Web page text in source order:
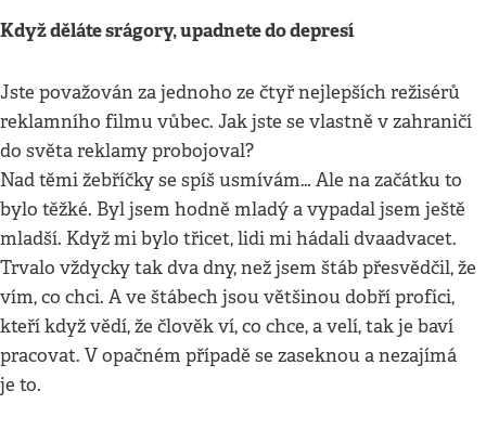
Když děláte srágory, upadnete do depresí
Jste považován za jednoho ze čtyř nejlepších režisérů
reklamního filmu vůbec. Jak jste se vlastně v zahraničí
do světa reklamy probojoval?
Nad těmi žebříčky se spíš usmívám… Ale na začátku to
bylo těžké. Byl jsem hodně mladý a vypadal jsem ještě
mladší. Když mi bylo třicet, lidi mi hádali dvaadvacet.
Trvalo vždycky tak dva dny, než jsem štáb přesvědčil, že
vím, co chci. A ve štábech jsou většinou dobří profíci,
kteří když vědí, že člověk ví, co chce, a velí, tak je baví
pracovat. V opačném případě se zaseknou a nezajímá
je to.